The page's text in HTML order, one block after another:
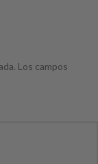
Los campos